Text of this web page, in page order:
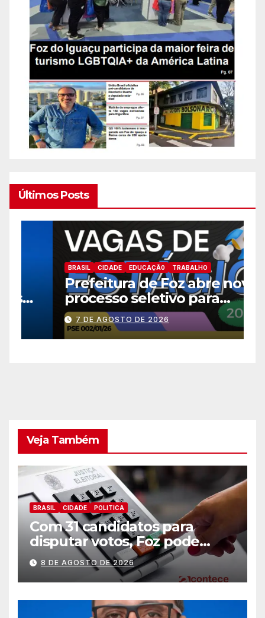
Últimos Posts
CIDADE EDUCAÇÃ0 TRABALHO
Prefeitura de Foz abre novo
processo seletivo para
estagiários
7 DE AGOSTO DE 2026
Veja Também
BRASIL CIDADE POLITICA
Com 31 candidatos para
disputar votos, Foz pode
perder representatividade
8 DE AGOSTO DE 2026